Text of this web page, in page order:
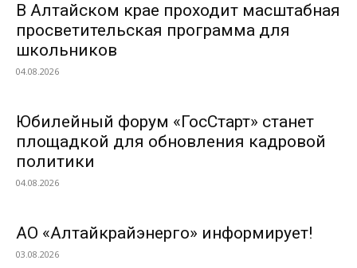
В Алтайском крае проходит масштабная
просветительская программа для
школьников
04.08.2026
Юбилейный форум «ГосСтарт» станет
площадкой для обновления кадровой
политики
04.08.2026
АО «Алтайкрайэнерго» информирует!
03.08.2026